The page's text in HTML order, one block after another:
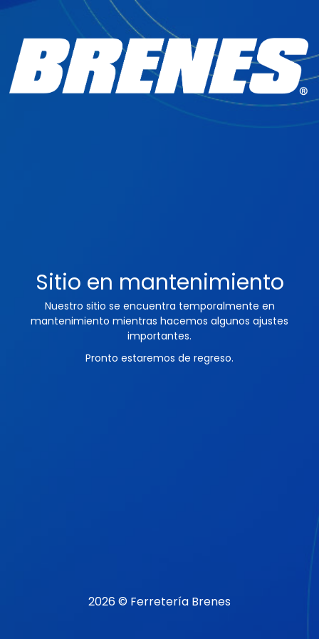
Sitio en mantenimiento
Nuestro sitio se encuentra temporalmente en
mantenimiento mientras hacemos algunos ajustes
importantes.
Pronto estaremos de regreso.
2026 © Ferretería Brenes